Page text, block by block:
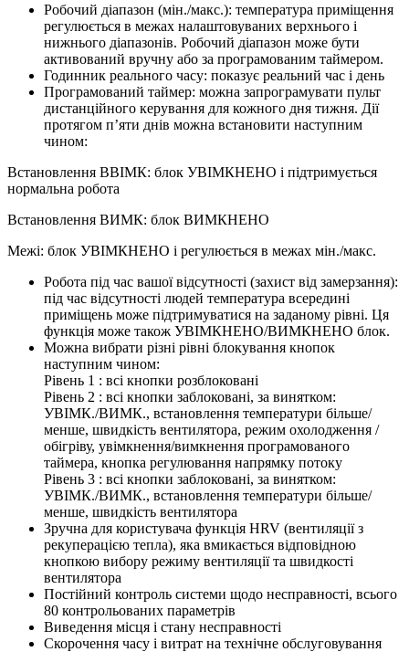
Робочий діапазон (мін./макс.): температура приміщення
регулюється в межах налаштовуваних верхнього і
нижнього діапазонів. Робочий діапазон може бути
активований вручну або за програмованим таймером.
Годинник реального часу: показує реальний час і день
Програмований таймер: можна запрограмувати пульт
дистанційного керування для кожного дня тижня. Дії
протягом п’яти днів можна встановити наступним
чином:
Встановлення ВВІМК: блок УВІМКНЕНО і підтримується
нормальна робота
Встановлення ВИМК: блок ВИМКНЕНО
Межі: блок УВІМКНЕНО і регулюється в межах мін./макс.
Робота під час вашої відсутності (захист від замерзання):
під час відсутності людей температура всередині
приміщень може підтримуватися на заданому рівні. Ця
функція може також УВІМКНЕНО/ВИМКНЕНО блок.
Можна вибрати різні рівні блокування кнопок
наступним чином:
Рівень 1 : всі кнопки розблоковані
Рівень 2 : всі кнопки заблоковані, за винятком:
УВІМК./ВИМК., встановлення температури більше/
менше, швидкість вентилятора, режим охолодження /
обігріву, увімкнення/вимкнення програмованого
таймера, кнопка регулювання напрямку потоку
Рівень 3 : всі кнопки заблоковані, за винятком:
УВІМК./ВИМК., встановлення температури більше/
менше, швидкість вентилятора
Зручна для користувача функція HRV (вентиляції з
рекуперацією тепла), яка вмикається відповідною
кнопкою вибору режиму вентиляції та швидкості
вентилятора
Постійний контроль системи щодо несправності, всього
80 контрольованих параметрів
Виведення місця і стану несправності
Скорочення часу і витрат на технічне обслуговування